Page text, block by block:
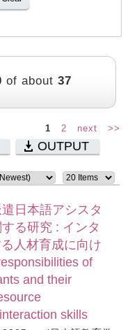
of about 37
1 2 next >>
OUTPUT
日本語アシスタ
る研究 : インタ
人材育成に向け
of
and their
skills